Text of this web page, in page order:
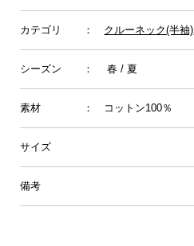
カテゴリ ： クルーネック(半袖)
シーズン ： 春 / 夏
素材 ： コットン100％
サイズ
備考